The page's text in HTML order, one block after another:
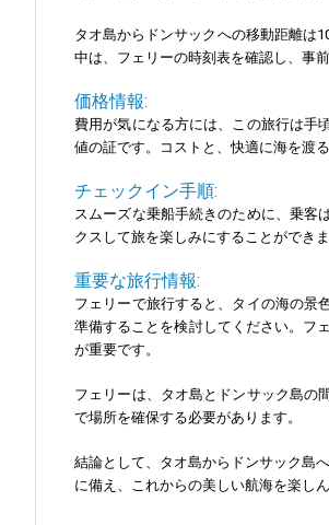
タオ島からドンサックへの移動距離は
中は、フェリーの時刻表を確認し、事
価格情報:
費用が気になる方には、この旅行は手
値の証です。コストと、快適に海を渡
チェックイン手順:
スムーズな乗船手続きのために、乗客
クスして旅を楽しみにすることができま
重要な旅行情報:
フェリーで旅行すると、タイの海の景
準備することを検討してください。フ
が重要です。
フェリーは、タオ島とドンサック島の
で場所を確保する必要があります。
結論として、タオ島からドンサック島
に備え、これからの美しい航海を楽し